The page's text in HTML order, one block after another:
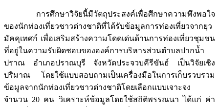
การศึกษาวิจัยนี้มีวัตถุประสงค์เพื่อศึกษาความพึงพอใจ
ของนักท่องเที่ยวชาวต่างชาติที่ได้รับข้อมูลการท่องเที่ยวจากยุว
มัคคุเทศก์ เพื่อเสริมสร้างความโดดเด่นด้านการท่องเที่ยวชุมชน
ที่อยู่ในความรับผิดชอบขององค์การบริหารส่วนตำบลปากน้ำ
ปราณ อำเภอปราณบุรี จังหวัดประจวบคีรีขันธ์ เป็นวิจัยเชิง
ปริมาณ โดยใช้แบบสอบถามเป็นเครื่องมือในการเก็บรวบรวม
ข้อมูลจากนักท่องเที่ยวชาวต่างชาติโดยเลือกแบบเจาะจง
จำนวน 20 คน วิเคราะห์ข้อมูลโดยใช้สถิติพรรณนา ได้แก่ ค่า